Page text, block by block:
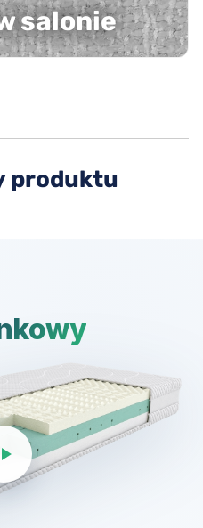
salonie
produktu